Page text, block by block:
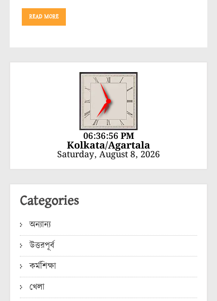
READ MORE
06:36:57 PM
Kolkata/Agartala
Saturday, August 8, 2026
Categories
অন্যান্য
উত্তরপূর্ব
কর্মশিক্ষা
খেলা